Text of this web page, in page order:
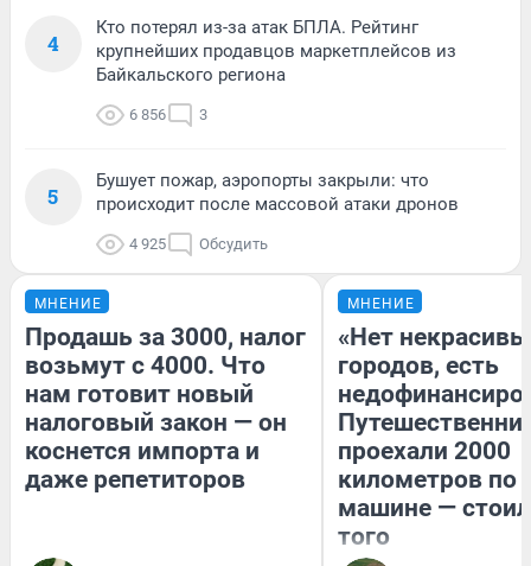
4
Кто потерял из-за атак БПЛА. Рейтинг
крупнейших продавцов маркетплейсов из
Байкальского региона
6 856 3
5
Бушует пожар, аэропорты закрыли: что
происходит после массовой атаки дронов
4 925 Обсудить
МНЕНИЕ
Продашь за 3000, налог
возьмут с 4000. Что
нам готовит новый
налоговый закон — он
коснется импорта и
даже репетиторов
МНЕНИЕ
«Нет
городов, есть
проехали 2000
километров по
машине —
того